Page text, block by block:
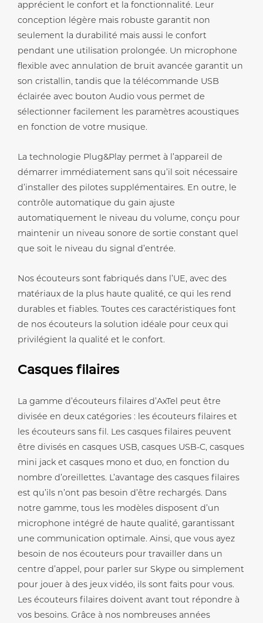
apprécient le confort et la fonctionnalité. Leur
conception légère mais robuste garantit non
seulement la durabilité mais aussi le confort
pendant une utilisation prolongée. Un microphone
flexible avec annulation de bruit avancée garantit un
son cristallin, tandis que la télécommande USB
éclairée avec bouton Audio vous permet de
sélectionner facilement les paramètres acoustiques
en fonction de votre musique.
La technologie Plug&Play permet à l’appareil de
démarrer immédiatement sans qu’il soit nécessaire
d’installer des pilotes supplémentaires. En outre, le
contrôle automatique du gain ajuste
automatiquement le niveau du volume, conçu pour
maintenir un niveau sonore de sortie constant quel
que soit le niveau du signal d’entrée.
Nos écouteurs sont fabriqués dans l’UE, avec des
matériaux de la plus haute qualité, ce qui les rend
durables et fiables. Toutes ces caractéristiques font
de nos écouteurs la solution idéale pour ceux qui
privilégient la qualité et le confort.
Casques filaires
La gamme d’écouteurs filaires d’AxTel peut être
divisée en deux catégories : les écouteurs filaires et
les écouteurs sans fil. Les casques filaires peuvent
être divisés en casques USB, casques USB-C, casques
mini jack et casques mono et duo, en fonction du
nombre d’oreillettes. L’avantage des casques filaires
est qu’ils n’ont pas besoin d’être rechargés. Dans
notre gamme, tous les modèles disposent d’un
microphone intégré de haute qualité, garantissant
une communication optimale. Ainsi, que vous ayez
besoin de nos écouteurs pour travailler dans un
centre d’appel, pour parler sur Skype ou simplement
pour jouer à des jeux vidéo, ils sont faits pour vous.
Les écouteurs filaires doivent avant tout répondre à
vos besoins. Grâce à nos nombreuses années